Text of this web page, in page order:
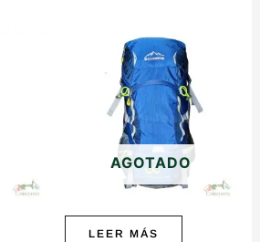
AGOTADO
LEER MÁS